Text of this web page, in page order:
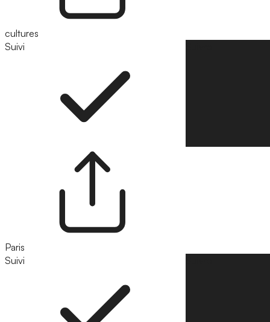
cultures
Suivi
Paris
Suivi